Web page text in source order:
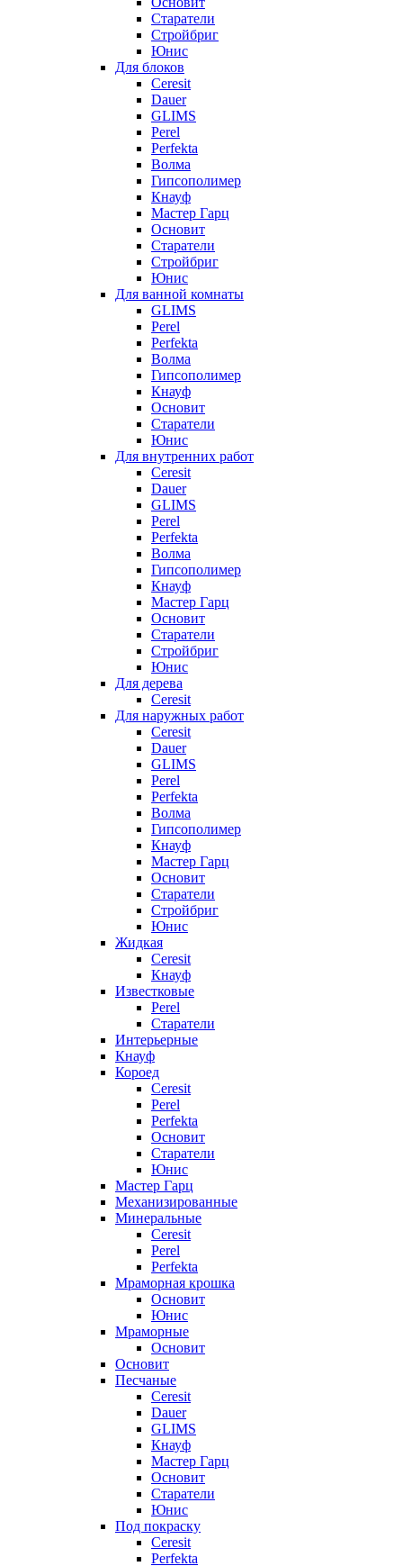
Старатели
Стройбриг
Юнис
Для блоков
Ceresit
Dauer
GLIMS
Perel
Perfekta
Волма
Гипсополимер
Кнауф
Мастер Гарц
Основит
Старатели
Стройбриг
Юнис
Для ванной комнаты
GLIMS
Perel
Perfekta
Волма
Гипсополимер
Кнауф
Основит
Старатели
Юнис
Для внутренних работ
Ceresit
Dauer
GLIMS
Perel
Perfekta
Волма
Гипсополимер
Кнауф
Мастер Гарц
Основит
Старатели
Стройбриг
Юнис
Для дерева
Ceresit
Для наружных работ
Ceresit
Dauer
GLIMS
Perel
Perfekta
Волма
Гипсополимер
Кнауф
Мастер Гарц
Основит
Старатели
Стройбриг
Юнис
Жидкая
Ceresit
Кнауф
Известковые
Perel
Старатели
Интерьерные
Кнауф
Короед
Ceresit
Perel
Perfekta
Основит
Старатели
Юнис
Мастер Гарц
Механизированные
Минеральные
Ceresit
Perel
Perfekta
Мраморная крошка
Основит
Юнис
Мраморные
Основит
Основит
Песчаные
Ceresit
Dauer
GLIMS
Кнауф
Мастер Гарц
Основит
Старатели
Юнис
Под покраску
Ceresit
Perfekta